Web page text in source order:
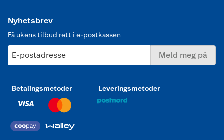
Nyhetsbrev
Få ukens tilbud rett i e-postkassen
E-postadresse Meld meg på
Betalingsmetoder Leveringsmetoder